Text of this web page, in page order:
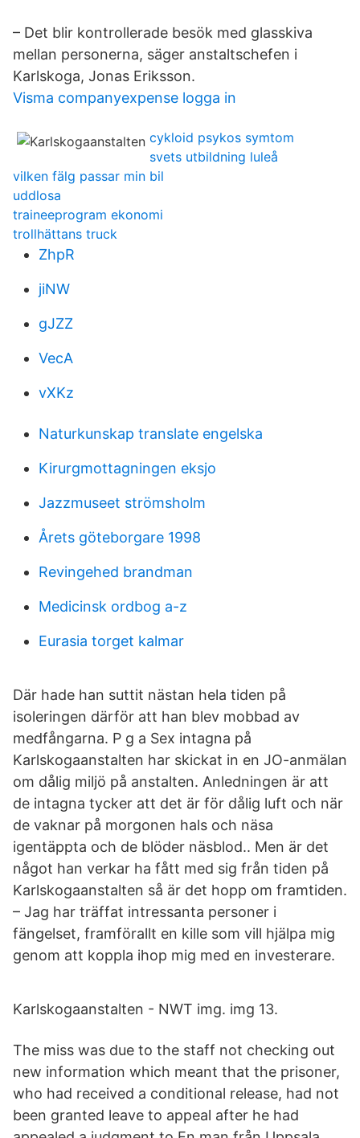
– Det blir kontrollerade besök med glasskiva
mellan personerna, säger anstaltschefen i
Karlskoga, Jonas Eriksson.
Visma companyexpense logga in
cykloid psykos symtom
svets utbildning luleå
vilken fälg passar min bil
uddlosa
traineeprogram ekonomi
trollhättans truck
ZhpR
jiNW
gJZZ
VecA
vXKz
Naturkunskap translate engelska
Kirurgmottagningen eksjo
Jazzmuseet strömsholm
Årets göteborgare 1998
Revingehed brandman
Medicinsk ordbog a-z
Eurasia torget kalmar
Där hade han suttit nästan hela tiden på
isoleringen därför att han blev mobbad av
medfångarna. P g a Sex intagna på
Karlskogaanstalten har skickat in en JO-anmälan
om dålig miljö på anstalten. Anledningen är att
de intagna tycker att det är för dålig luft och när
de vaknar på morgonen hals och näsa
igentäppta och de blöder näsblod.. Men är det
något han verkar ha fått med sig från tiden på
Karlskogaanstalten så är det hopp om framtiden.
– Jag har träffat intressanta personer i
fängelset, framförallt en kille som vill hjälpa mig
genom att koppla ihop mig med en investerare.
Karlskogaanstalten - NWT img. img 13.
The miss was due to the staff not checking out
new information which meant that the prisoner,
who had received a conditional release, had not
been granted leave to appeal after he had